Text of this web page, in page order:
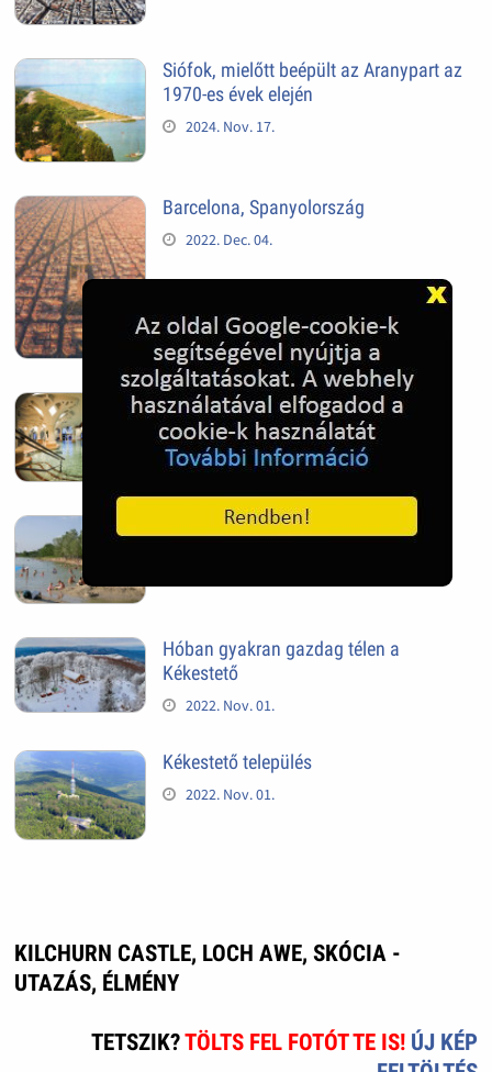
Siófok, mielőtt beépült az Aranypart az
1970-es évek elején
2024. Nov. 17.
Barcelona, Spanyolország
2022. Dec. 04.
Hagymatikum | Makó fürdő
2022. Nov. 01.
Sándorfalva, Nádastó
Hóban gyakran gazdag télen a
Kékestető
2022. Nov. 01.
Kékestető település
2022. Nov. 01.
KILCHURN CASTLE, LOCH AWE, SKÓCIA -
UTAZÁS, ÉLMÉNY
TETSZIK?TÖLTS FEL FOTÓT TE IS! ÚJ KÉP